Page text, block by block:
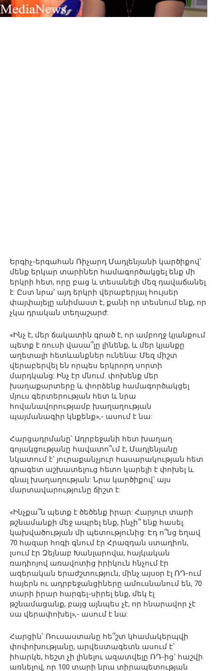
Երգիչ-երգահան Ռիչարդ Մադլենյանի կարծիքով՝
մենք երկար տարիներ համագործակցել ենք մի
երկրի հետ, որը բաց և տեսանելի մեզ դավաճանել
է: Ըստ նրա՝ այդ երկրի վերաբերյալ հույսեր
փայփայելը անիմաստ է, քանի որ տեսնում ենք, որ
չկա դրական տեղաշարժ:
«Ինչ է, մեր ճակատին գրած է, որ ամբողջ կյանքում
պետք է ռուսի վասա՞լը լինենք, և մեր կյանքը
աղետալի հետևանքներ ունենա: Մեզ միշտ
վերաբերվել են որպես երկրորդ սորտի
մարդկանց: Ինչ էր մնում. փոխենք մեր
խաղաքարտերը և փորձենք համագործակցել
մյուս գերտերության հետ և նրա
հովանավորությամբ խաղաղության
պայմանագիր կնքենք»,- ասում է նա:
Հարցադրմանը՝ Ադրբեջանի հետ խաղաղ
գոյակցությանը հավատո՞ւմ է, Մադլենյանը
նկատում է՝ յուրաքանչյուր հասարակության հետ
գրագետ աշխատելուց հետո կարելի է փոխել և
գնալ խաղաղության: Նրա կարծիքով՝ այս
մարտավարությունը ճիշտ է:
«Ինչքա՞ն պետք է ծեծենք իրար: Հարյուր տարի
թշնամանքի մեջ ապրել ենք, ինչի՞ ենք հասել.
կախվածության մի պետությունից: Էդ ո՞նց եղավ
70 հազար հոգի գնում էր Հրազդան ստադիոն,
լսում էր Զեյնաբ Խանլարովա, հայկական
ռադիոյով առավոտից իրիկուն հնչում էր
ազերական երաժշտություն, մինչ այսօր էլ ՌԴ-ում
հայերն ու ադրբեջանցիները ամուսնանում են, 70
տարի իրար հարգել-սիրել ենք, մեկ էլ
թշնամացանք, բայց այնպես չէ, որ հնարավոր չէ
սա վերափոխել»,- ասում է նա:
Հարցին՝ Ռուսաստանը հե՞շտ կհամակերպվի
փոփոխությանը, արվեստագետն ասում է՝
իհարկե, հեշտ չի լինելու ազատվելը ՌԴ-ից՝ հաշվի
առնելով, որ 100 տարի նրա տիրապետության